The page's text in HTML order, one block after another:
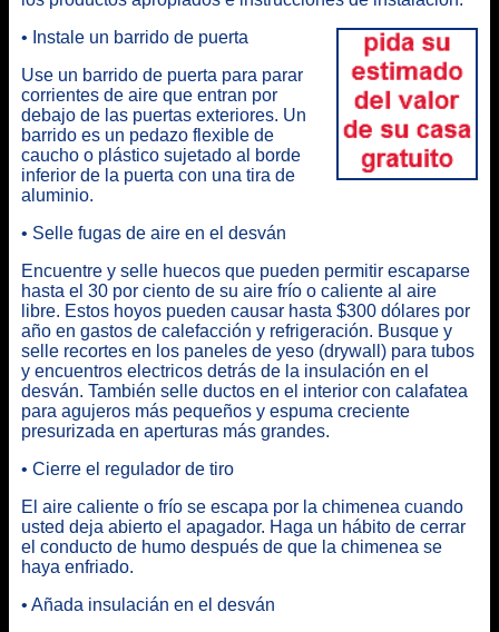
• Instale un barrido de puerta
Use un barrido de puerta para parar
corrientes de aire que entran por
debajo de las puertas exteriores. Un
barrido es un pedazo flexible de
caucho o plástico sujetado al borde
inferior de la puerta con una tira de
aluminio.
• Selle fugas de aire en el desván
Encuentre y selle huecos que pueden permitir escaparse
hasta el 30 por ciento de su aire frío o caliente al aire
libre. Estos hoyos pueden causar hasta $300 dólares por
año en gastos de calefacción y refrigeración. Busque y
selle recortes en los paneles de yeso (drywall) para tubos
y encuentros electricos detrás de la insulación en el
desván. También selle ductos en el interior con calafatea
para agujeros más pequeños y espuma creciente
presurizada en aperturas más grandes.
• Cierre el regulador de tiro
El aire caliente o frío se escapa por la chimenea cuando
usted deja abierto el apagador. Haga un hábito de cerrar
el conducto de humo después de que la chimenea se
haya enfriado.
• Añada insulacián en el desván